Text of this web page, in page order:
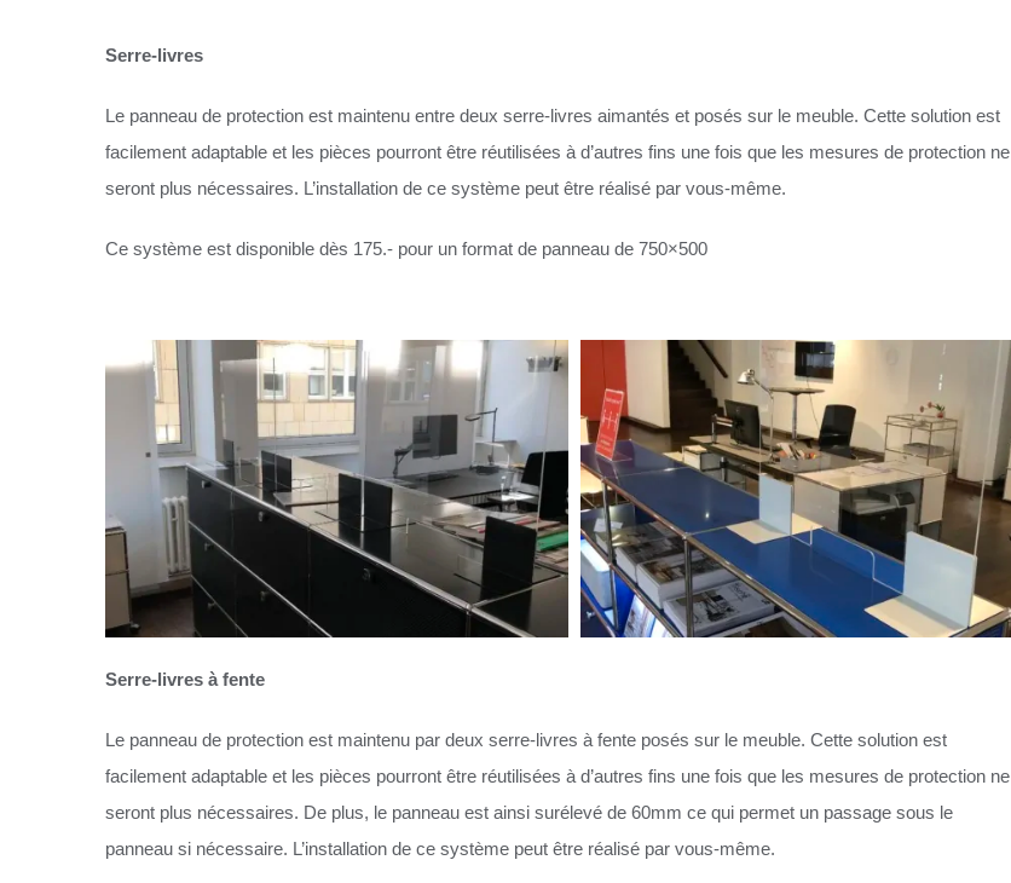
Serre-livres
Le panneau de protection est maintenu entre deux serre-livres aimantés et posés sur le meuble. Cette solution est
facilement adaptable et les pièces pourront être réutilisées à d’autres fins une fois que les mesures de protection ne
seront plus nécessaires. L’installation de ce système peut être réalisé par vous-même.
Ce système est disponible dès 175.- pour un format de panneau de 750×500
Serre-livres à fente
Le panneau de protection est maintenu par deux serre-livres à fente posés sur le meuble. Cette solution est
facilement adaptable et les pièces pourront être réutilisées à d’autres fins une fois que les mesures de protection ne
seront plus nécessaires. De plus, le panneau est ainsi surélevé de 60mm ce qui permet un passage sous le
panneau si nécessaire. L’installation de ce système peut être réalisé par vous-même.